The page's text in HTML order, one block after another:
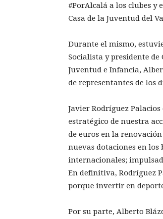
#PorAlcalá a los clubes y
Casa de la Juventud del
Durante el mismo,
Socialista y presidente
Juventud e Infancia,
de representantes de los
Javier Rodríguez
estratégico de nuestra
de euros en la
nuevas dotaciones en
internacionales;
En definitiva, Rodríguez
porque invertir en
Por su parte, Alberto